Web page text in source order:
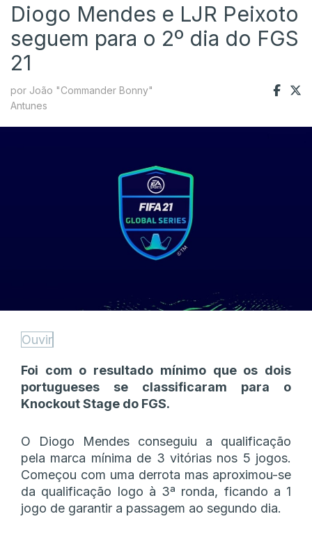
Diogo Mendes e LJR Peixoto
seguem para o 2º dia do FGS
21
por João "Commander Bonny"
Antunes
Ouvir
Foi com o resultado mínimo que os dois
portugueses se classificaram para o
Knockout Stage do FGS.
O Diogo Mendes conseguiu a qualificação
pela marca mínima de 3 vitórias nos 5 jogos.
Começou com uma derrota mas aproximou-se
da qualificação logo à 3ª ronda, ficando a 1
jogo de garantir a passagem ao segundo dia.